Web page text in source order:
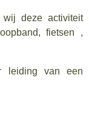
wij deze activiteit
fietsen ,
leiding van een